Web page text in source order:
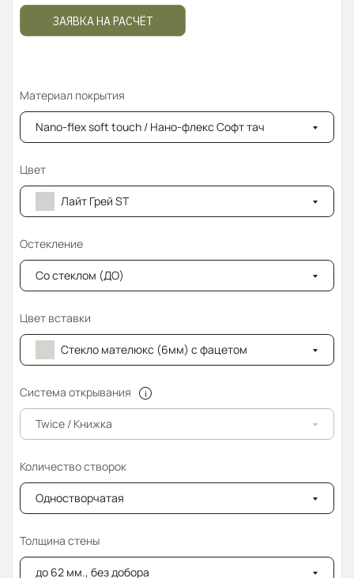
ЗАЯВКА НА РАСЧЁТ
Материал покрытия
Nano-flex soft touch / Нано-флекс Софт тач
Цвет
Лайт Грей ST
Остекление
Со стеклом (ДО)
Цвет вставки
Стекло мателюкс (6мм) с фацетом
Система открывания
Twice / Книжка
Количество створок
Одностворчатая
Толщина стены
до 62 мм., без добора